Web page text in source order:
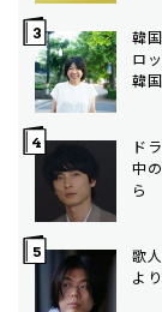
韓
ロ
韓
ド
中
ら
歌
よ